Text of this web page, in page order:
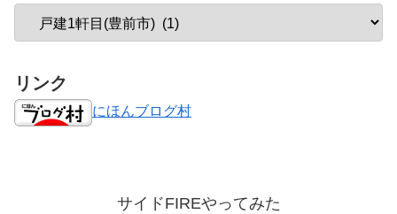
リンク
にほんブログ村
サイドFIREやってみた